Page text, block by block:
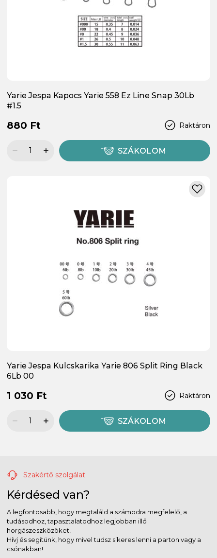
Yarie Jespa Kapocs Yarie 558 Ez Line Snap 30Lb
#1.5
Raktáron
880 Ft
SZÁKOLOM
Yarie Jespa Kulcskarika Yarie 806 Split Ring Black
6Lb 00
Raktáron
1 030 Ft
SZÁKOLOM
Szakértő szolgálat
Kérdésed van?
A legfontosabb, hogy megtaláld a számodra megfelelő, a
tudásodhoz, tapasztalatodhoz legjobban illő
horgászeszközöket!
Hívj és segítünk, hogy mivel tudsz sikeres lenni a parton vagy a
csónakban!